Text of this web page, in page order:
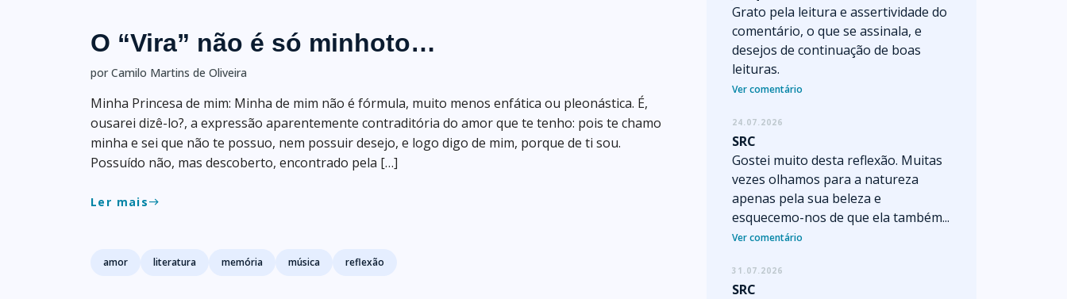
O “Vira” não é só minhoto…
por Camilo Martins de Oliveira
Minha Princesa de mim: Minha de mim não é fórmula, muito menos enfática ou pleonástica. É,
ousarei dizê-lo?, a expressão aparentemente contraditória do amor que te tenho: pois te chamo
minha e sei que não te possuo, nem possuir desejo, e logo digo de mim, porque de ti sou.
Possuído não, mas descoberto, encontrado pela […]
Ler maiseast
Tags
amor literatura memória música reflexão
Grato pela leitura e assertividade do
comentário, o que se assinala, e
desejos de continuação de boas
leituras.
Ver comentário
24.07.2026
SRC
Gostei muito desta reflexão. Muitas
vezes olhamos para a natureza
apenas pela sua beleza e
esquecemo-nos de que ela também...
Ver comentário
31.07.2026
SRC